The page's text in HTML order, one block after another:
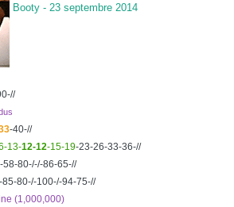
Booty - 23 septembre 2014
-40-//
13-12-12-15-19-23-26-33-36-//
80-/-/-86-65-//
80-/-100-/-94-75-//
(1,000,000)